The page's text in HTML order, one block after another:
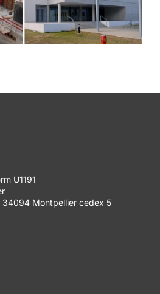
U1191
34094 Montpellier cedex 5